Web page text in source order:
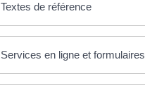
Textes de référence
Services en ligne et formulaires